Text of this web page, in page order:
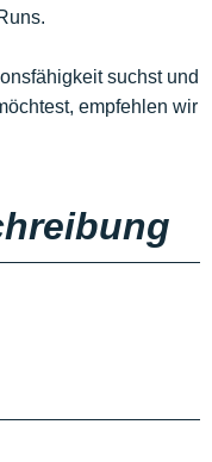
suchst und
empfehlen wir